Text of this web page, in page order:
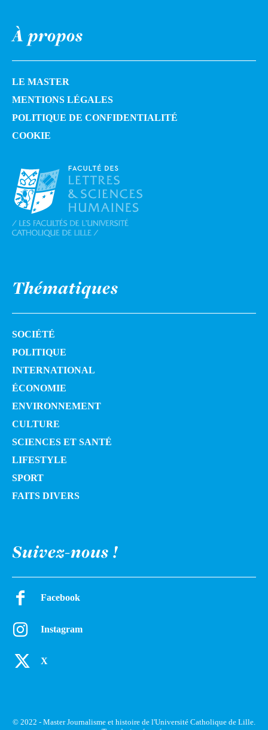
À propos
LE MASTER
MENTIONS LÉGALES
POLITIQUE DE CONFIDENTIALITÉ
COOKIE
Thématiques
SOCIÉTÉ
POLITIQUE
INTERNATIONAL
ÉCONOMIE
ENVIRONNEMENT
CULTURE
SCIENCES ET SANTÉ
LIFESTYLE
SPORT
FAITS DIVERS
Suivez-nous !
Facebook
Instagram
X
© 2022 - Master Journalisme et histoire de l'Université Catholique de Lille.